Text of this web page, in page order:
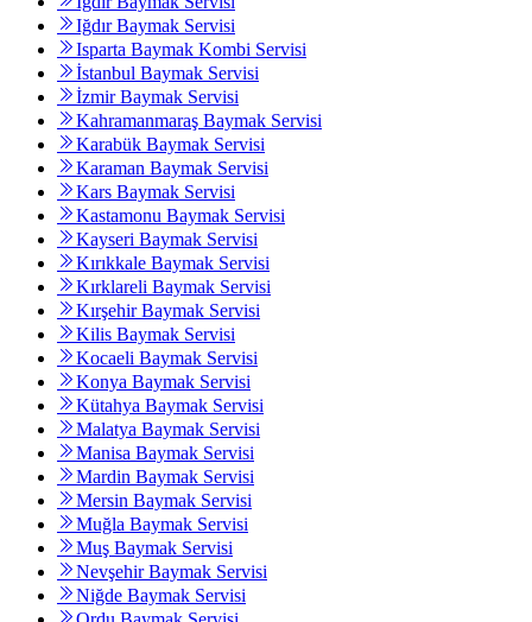
Iğdır Baymak Servisi
Isparta Baymak Kombi Servisi
İstanbul Baymak Servisi
İzmir Baymak Servisi
Kahramanmaraş Baymak Servisi
Karabük Baymak Servisi
Karaman Baymak Servisi
Kars Baymak Servisi
Kastamonu Baymak Servisi
Kayseri Baymak Servisi
Kırıkkale Baymak Servisi
Kırklareli Baymak Servisi
Kırşehir Baymak Servisi
Kilis Baymak Servisi
Kocaeli Baymak Servisi
Konya Baymak Servisi
Kütahya Baymak Servisi
Malatya Baymak Servisi
Manisa Baymak Servisi
Mardin Baymak Servisi
Mersin Baymak Servisi
Muğla Baymak Servisi
Muş Baymak Servisi
Nevşehir Baymak Servisi
Niğde Baymak Servisi